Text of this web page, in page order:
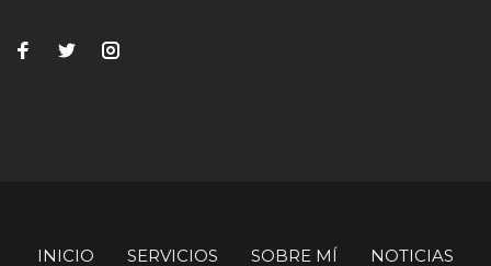
INICIO SERVICIOS SOBRE MÍ NOTICIAS